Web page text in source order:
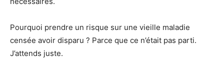
Pourquoi prendre un risque sur une vieille maladie
censée avoir disparu ? Parce que ce n’était pas parti.
J’attends juste.